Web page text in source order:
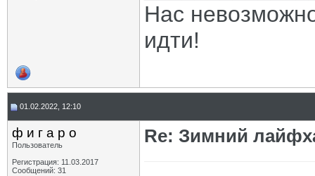
Нас
идти!
01.02.2022, 12:10
ф и г а р о
Пользователь
Регистрация: 11.03.2017
Сообщений: 31
Re: Зимний